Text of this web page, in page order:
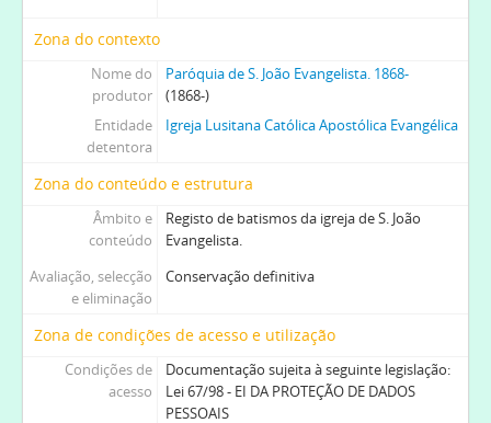
Zona do contexto
Nome do
produtor
Paróquia de S. João Evangelista. 1868-
(1868-)
Entidade
detentora
Igreja Lusitana Católica Apostólica Evangélica
Zona do conteúdo e estrutura
Âmbito e
conteúdo
Registo de batismos da igreja de S. João
Evangelista.
Avaliação, selecção
e eliminação
Conservação definitiva
Zona de condições de acesso e utilização
Condições de
acesso
Documentação sujeita à seguinte legislação:
Lei 67/98 - EI DA PROTEÇÃO DE DADOS
PESSOAIS